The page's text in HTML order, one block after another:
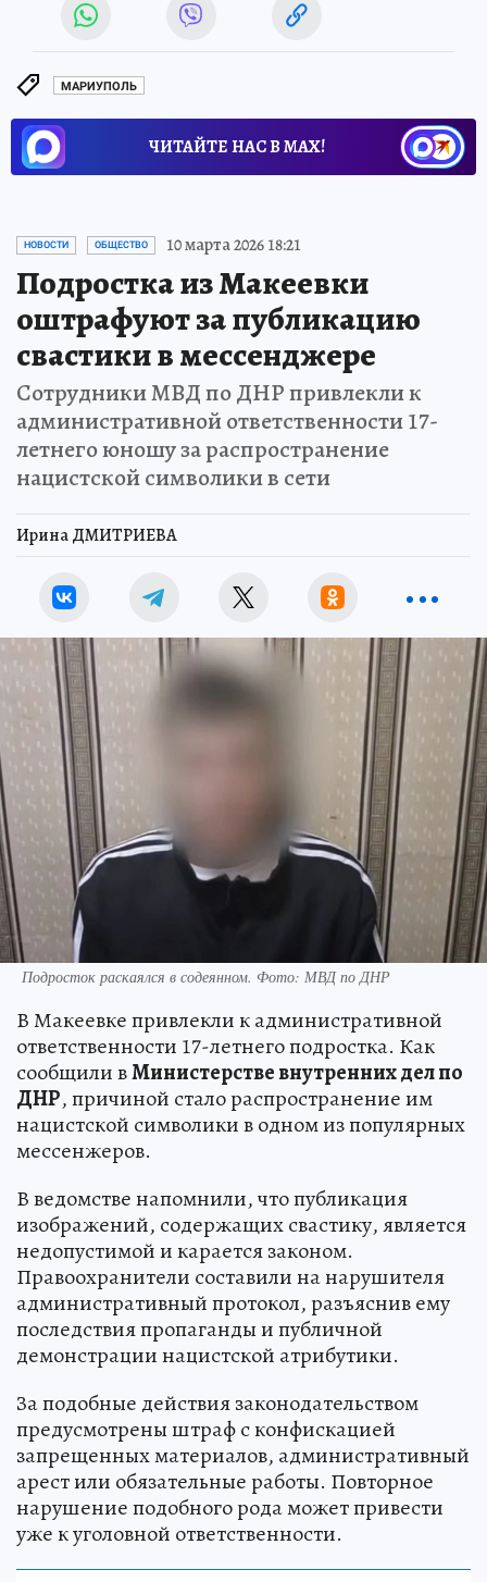
МАРИУПОЛЬ
ЧИТАЙТЕ НАС В МАХ!
НОВОСТИ ОБЩЕСТВО 10 марта 2026 18:21
Подростка из Макеевки
оштрафуют за публикацию
свастики в мессенджере
Сотрудники МВД по ДНР привлекли к
административной ответственности 17-
летнего юношу за распространение
нацистской символики в сети
Ирина ДМИТРИЕВА
Подросток раскаялся в содеянном. Фото: МВД по ДНР
В Макеевке привлекли к административной
ответственности 17-летнего подростка. Как
сообщили вМинистерстве внутренних дел по
ДНР, причиной стало распространение им
нацистской символики в одном из популярных
мессенжеров.
В ведомстве напомнили, что публикация
изображений, содержащих свастику, является
недопустимой и карается законом.
Правоохранители составили на нарушителя
административный протокол, разъяснив ему
последствия пропаганды и публичной
демонстрации нацистской атрибутики.
За подобные действия законодательством
предусмотрены штраф с конфискацией
запрещенных материалов, административный
арест или обязательные работы. Повторное
нарушение подобного рода может привести
уже к уголовной ответственности.